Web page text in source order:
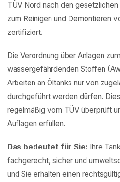
TÜV Nord nach den
zum Reinigen und Demontieren
zertifiziert.
Die Verordnung über Anlagen
wassergefährdenden Stoffen
Arbeiten an Öltanks nur von
durchgeführt werden dürfen.
regelmäßig vom TÜV überprüft
Auflagen erfüllen.
Das bedeutet für Sie: Ihre
fachgerecht, sicher und
und Sie erhalten einen